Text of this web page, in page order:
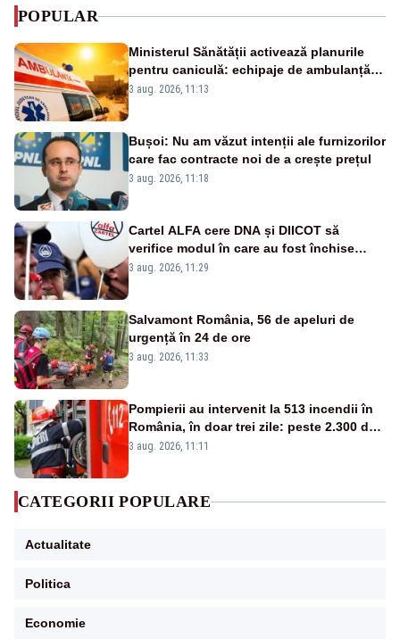
POPULAR
Ministerul Sănătății activează planurile
pentru caniculă: echipaje de ambulanță
suplimentate, stocuri de medicamente
3 aug. 2026, 11:13
Bușoi: Nu am văzut intenții ale furnizorilor
care fac contracte noi de a crește prețul
3 aug. 2026, 11:18
Cartel ALFA cere DNA și DIICOT să
verifice modul în care au fost închise
centralele pe cărbune
3 aug. 2026, 11:29
Salvamont România, 56 de apeluri de
urgență în 24 de ore
3 aug. 2026, 11:33
Pompierii au intervenit la 513 incendii în
România, în doar trei zile: peste 2.300 de
hectare de teren au fost afectate
3 aug. 2026, 11:11
CATEGORII POPULARE
Actualitate
Politica
Economie